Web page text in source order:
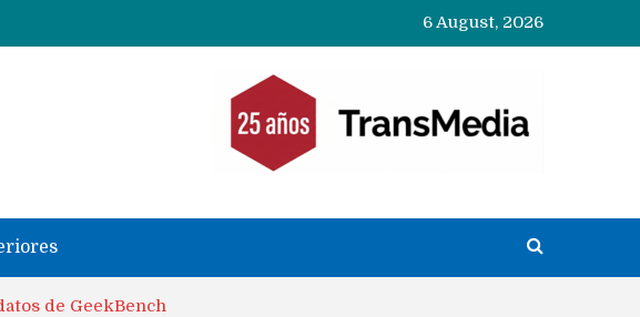
Nuevas filtraciones del Mate 90 Pro Max apuntan a potenciar las cámaras y pantalla OLED doble capa
6 August, 2026
de GeekBench